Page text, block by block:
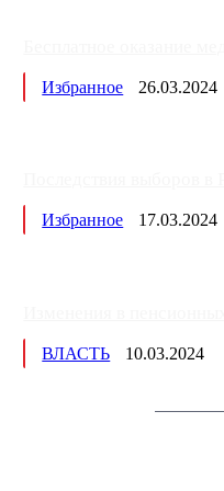
Избранное 26.03.2024
Избранное 17.03.2024
ВЛАСТЬ 10.03.2024